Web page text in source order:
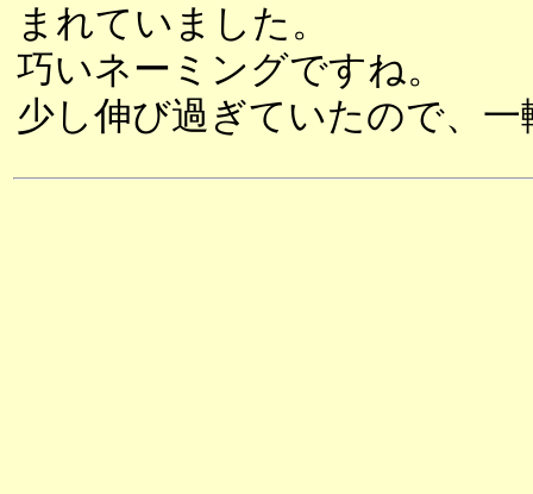
まれていました。
巧いネーミングですね。
少し伸び過ぎていたので、